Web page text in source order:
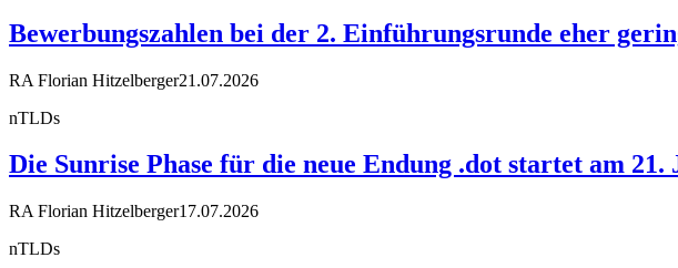
Bewerbungszahlen bei der 2. Einführungsrunde eher
RA Florian Hitzelberger21.07.2026
nTLDs
Die Sunrise Phase für die neue Endung .dot startet am 21.
RA Florian Hitzelberger17.07.2026
nTLDs